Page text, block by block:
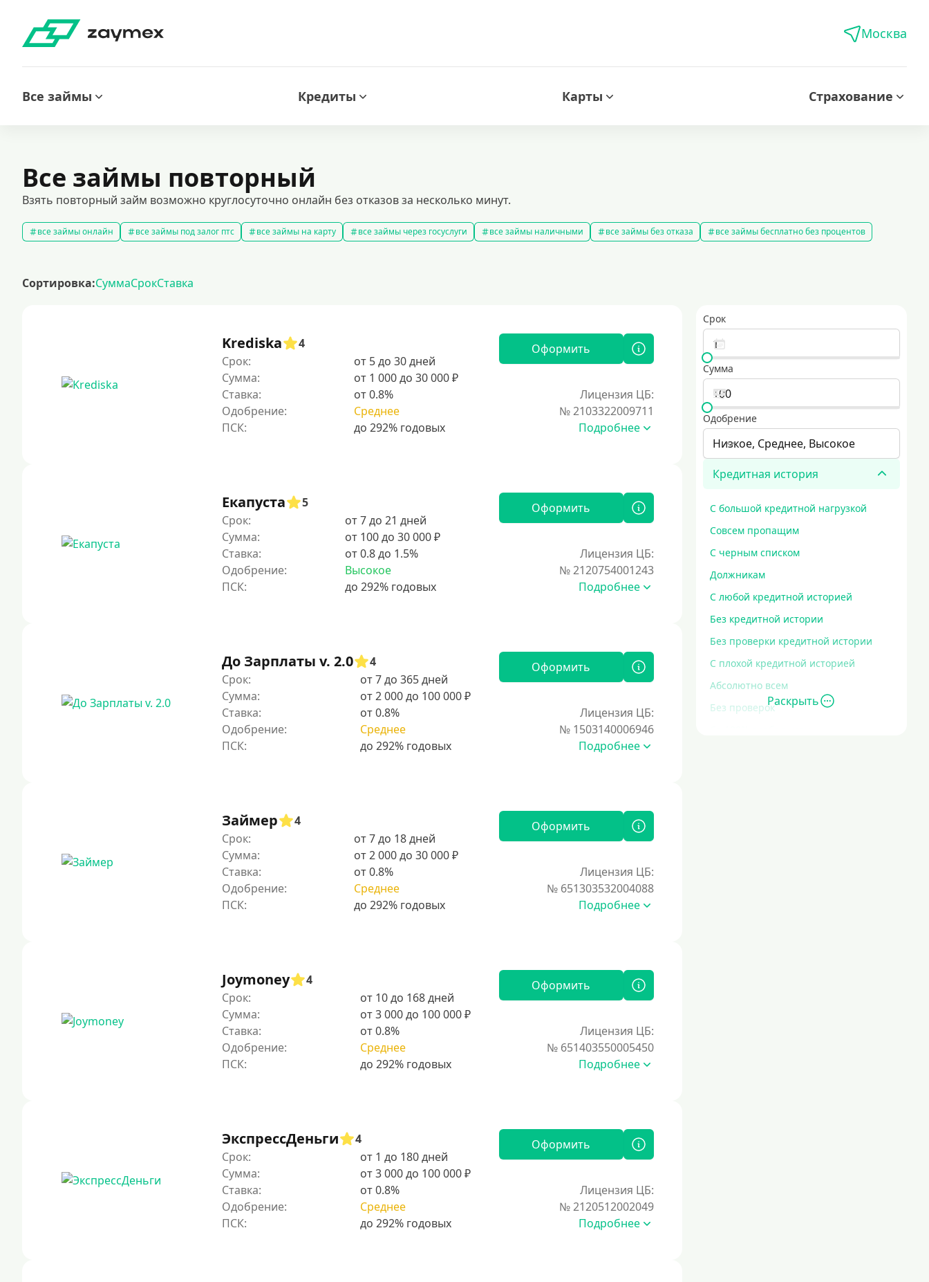
Москва
Все займы Кредиты Карты Страхование
Все займы повторный
Взять повторный займ возможно круглосуточно онлайн без отказов за несколько минут.
все займы онлайн все займы под залог птс все займы на карту все займы через госуслуги все займы наличными все займы без отказа
все займы бесплатно без процентов
рефинансирование займов
калькулятор займов
Сортировка:СуммаСрокСтавка
Срок
Сумма
Одобрение
Низкое, Среднее, Высокое
Кредитная история
С большой кредитной нагрузкой
Совсем пропащим
С черным списком
Должникам
С любой кредитной историей
Без кредитной истории
Без проверки кредитной истории
С плохой кредитной историей
Абсолютно всем
Без проверокРаскрыть
Krediska
4
Срок:
от 5 до 30 дней
Сумма:
от 1 000 до 30 000 ₽
Ставка:
от 0.8%
Одобрение:
Среднее
Оформить
Лицензия ЦБ:
№ 2103322009711
Подробнее
Екапуста
5
Срок:
от 7 до 21 дней
Сумма:
от 100 до 30 000 ₽
Ставка:
от 0.8 до 1.5%
Одобрение:
Высокое
Оформить
Лицензия ЦБ:
№ 2120754001243
Подробнее
До Зарплаты v. 2.0
4
Срок:
от 7 до 365 дней
Сумма:
от 2 000 до 100 000 ₽
Ставка:
от 0.8%
Одобрение:
Среднее
Оформить
Лицензия ЦБ:
№ 1503140006946
Подробнее
Займер
4
Срок:
от 7 до 18 дней
Сумма:
от 2 000 до 30 000 ₽
Ставка:
от 0.8%
Одобрение:
Среднее
Оформить
Лицензия ЦБ:
№ 651303532004088
Подробнее
Joymoney
4
Срок:
от 10 до 168 дней
Сумма:
от 3 000 до 100 000 ₽
Ставка:
от 0.8%
Одобрение:
Среднее
Оформить
Лицензия ЦБ:
№ 651403550005450
Подробнее
ЭкспрессДеньги
4
Срок:
от 1 до 180 дней
Сумма:
от 3 000 до 100 000 ₽
Ставка:
от 0.8%
Одобрение:
Среднее
Оформить
Лицензия ЦБ:
№ 2120512002049
Подробнее